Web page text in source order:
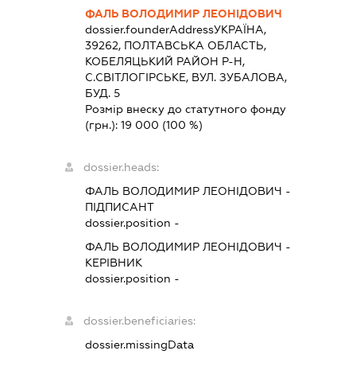
ФАЛЬ ВОЛОДИМИР ЛЕОНІДОВИЧ
dossier.founderAddressУКРАЇНА,
39262, ПОЛТАВСЬКА ОБЛАСТЬ,
КОБЕЛЯЦЬКИЙ РАЙОН Р-Н,
С.СВІТЛОГІРСЬКЕ, ВУЛ. ЗУБАЛОВА,
БУД. 5
Розмір внеску до статутного фонду
(грн.): 19 000 (100 %)
dossier.heads:
ФАЛЬ ВОЛОДИМИР ЛЕОНІДОВИЧ -
ПІДПИСАНТ
dossier.position -
ФАЛЬ ВОЛОДИМИР ЛЕОНІДОВИЧ -
КЕРІВНИК
dossier.position -
dossier.beneficiaries:
dossier.missingData